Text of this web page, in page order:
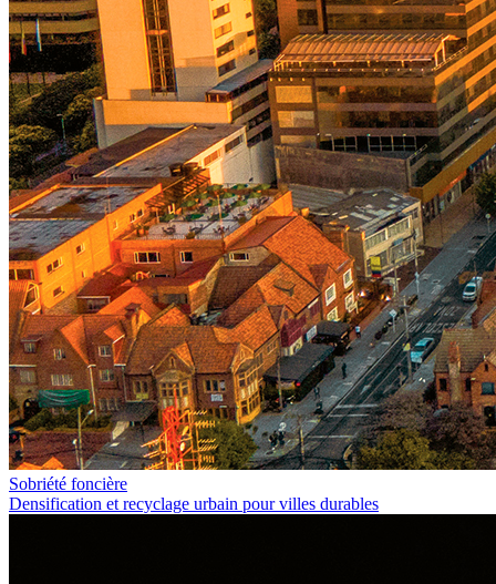
Sobriété foncière
Densification et recyclage urbain pour villes durables